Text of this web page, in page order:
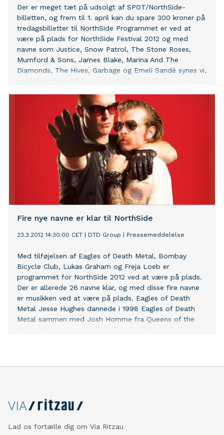
Der er meget tæt på udsolgt af SPOT/NorthSide-
billetten, og frem til 1. april kan du spare 300 kroner på
tredagsbilletter til NorthSide Programmet er ved at
være på plads for NorthSide Festival 2012 og med
navne som Justice, Snow Patrol, The Stone Roses,
Mumford & Sons, James Blake, Marina And The
Diamonds, The Hives, Garbage og Emeli Sandé synes vi,
at plakaten ser både meget alsidig og virkelig
NorthSide 2012 bliver en fantastisk oplevelse. NorthSide
afvikles i dagene 15.-17. juni i Ådalen ved Aarhus, og
frem til 1. april er der mulighed for at komme med for
kun 1.095,- plus gebyr. Så har man allerede nu planlagt
at besøge NorthSide til sommer, er det bare om at
klikke sig ind på NorthSide.dk i en fart. Er man
interesseret i at besøge både SPOT Festival og
NorthSide, så er der også stadig enkelte kombi-billetter
tilbage, hvor der er penge at spare på både billetten til
SPOT og NorthSide. Her skal man dog være hurtig, da
der er meget tæt på
Fire nye navne er klar til NorthSide
23.3.2012 14:30:00 CET DTD Group Pressemeddelelse
Med tilføjelsen af Eagles of Death Metal, Bombay
Bicycle Club, Lukas Graham og Freja Loeb er
programmet for NorthSide 2012 ved at være på plads.
Der er allerede 26 navne klar, og med disse fire navne
er musikken ved at være på plads. Eagles of Death
Metal Jesse Hughes dannede i 1998 Eagles of Death
Metal sammen med Josh Homme fra Queens of the
Stone Age, og sammen har de indspillet tre plader med
ikke mindst singlen ”Shuffle” er bandet ved at slå sig
prisen som Best New Band foran både Mumford &
Lad os fortælle dig om Via Ritzau